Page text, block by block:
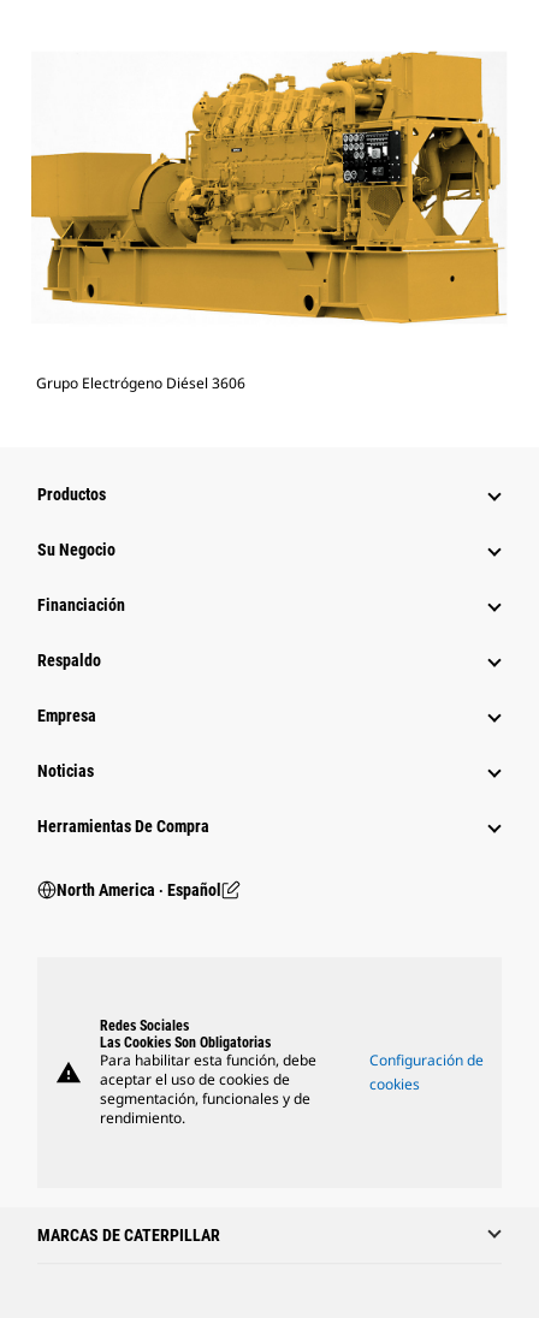
Grupo Electrógeno Diésel 3606
Productos
Su Negocio
Financiación
Respaldo
Empresa
Noticias
Herramientas De Compra
North America ‧ Español
warning
Redes Sociales
Las Cookies Son Obligatorias
Para habilitar esta función, debe
aceptar el uso de cookies de
segmentación, funcionales y de
rendimiento.
Configuración de
cookies
MARCAS DE CATERPILLAR